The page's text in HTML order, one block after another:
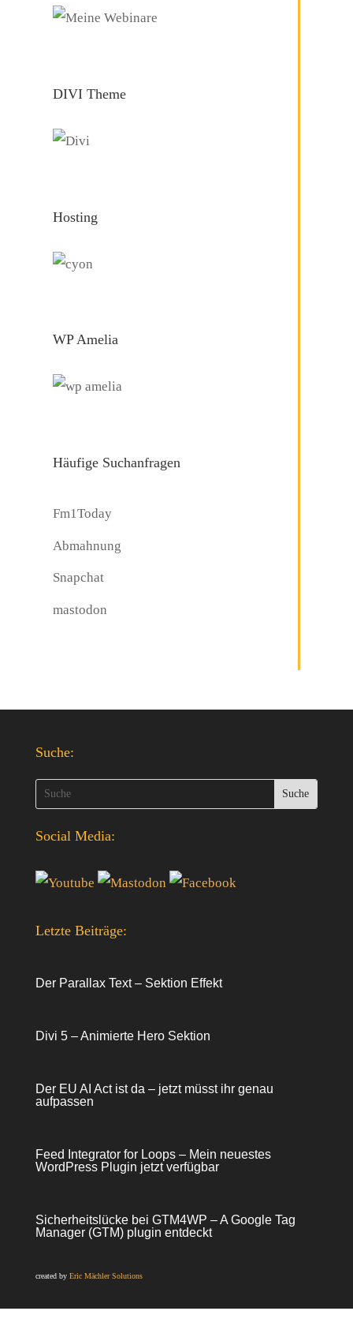
DIVI Theme
Hosting
WP Amelia
Häufige Suchanfragen
Fm1Today
Abmahnung
Snapchat
mastodon
Suche:
Social Media:
Letzte Beiträge:
Der Parallax Text – Sektion Effekt
Divi 5 – Animierte Hero Sektion
Der EU AI Act ist da – jetzt müsst ihr genau
aufpassen
Feed Integrator for Loops – Mein neuestes
WordPress Plugin jetzt verfügbar
Sicherheitslücke bei GTM4WP – A Google Tag
Manager (GTM) plugin entdeckt
created by Eric Mächler Solutions